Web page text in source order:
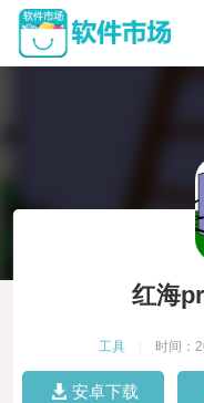
红海
工具 时间：
安卓下载